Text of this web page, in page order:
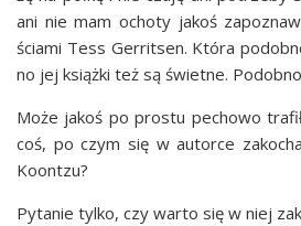
ani nie mam ocho­ty jakoś
ścia­mi Tess Ger­rit­sen. Któ­ra
no jej książ­ki też są świet­ne.
Może jakoś po pro­stu pecho­wo
coś, po czym się w autor­ce
Koontzu?
Pyta­nie tyl­ko, czy war­to się w niej